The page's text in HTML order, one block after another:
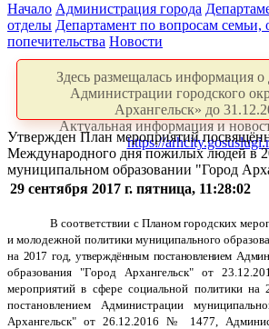
Начало Администрация города
отделы Департамент по вопросам семьи,
попечительства Новости
Здесь размещалась информация о
Администрации городского
Архангельск» до
Актуальная информация и
https://
Утвержден План мероприятий
Международного дня пожилых людей в
муниципальном образовании "Город
29 сентября 2017 г. пятница, 11:28:02
В соответствии с Планом городских
и молодежной политики муниципального
на 2017 год, утверждённым постановлением
образования "Город Архангельск" от
мероприятий в сфере социальной политики на
постановлением Администрации
Архангельск" от 26.12.2016 № 1477,